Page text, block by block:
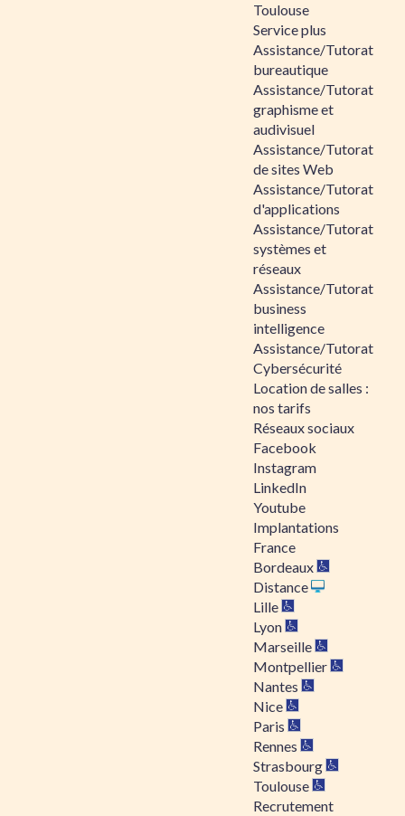
Toulouse
Service plus
Assistance/Tutorat
bureautique
Assistance/Tutorat
graphisme et
audivisuel
Assistance/Tutorat
de sites Web
Assistance/Tutorat
d'applications
Assistance/Tutorat
systèmes et
réseaux
Assistance/Tutorat
business
intelligence
Assistance/Tutorat
Cybersécurité
Location de salles :
nos tarifs
Réseaux sociaux
Facebook
Instagram
LinkedIn
Youtube
Implantations
France
Bordeaux
Distance
Lille
Lyon
Marseille
Montpellier
Nantes
Nice
Paris
Rennes
Strasbourg
Toulouse
Recrutement